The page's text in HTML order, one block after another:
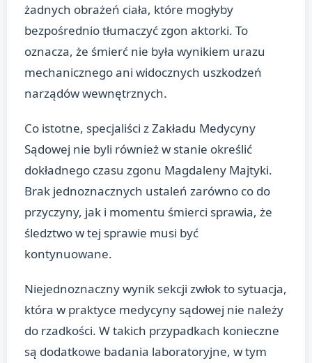
żadnych obrażeń ciała, które mogłyby
bezpośrednio tłumaczyć zgon aktorki. To
oznacza, że śmierć nie była wynikiem urazu
mechanicznego ani widocznych uszkodzeń
narządów wewnętrznych.
Co istotne, specjaliści z Zakładu Medycyny
Sądowej nie byli również w stanie określić
dokładnego czasu zgonu Magdaleny Majtyki.
Brak jednoznacznych ustaleń zarówno co do
przyczyny, jak i momentu śmierci sprawia, że
śledztwo w tej sprawie musi być
kontynuowane.
Niejednoznaczny wynik sekcji zwłok to sytuacja,
która w praktyce medycyny sądowej nie należy
do rzadkości. W takich przypadkach konieczne
są dodatkowe badania laboratoryjne, w tym